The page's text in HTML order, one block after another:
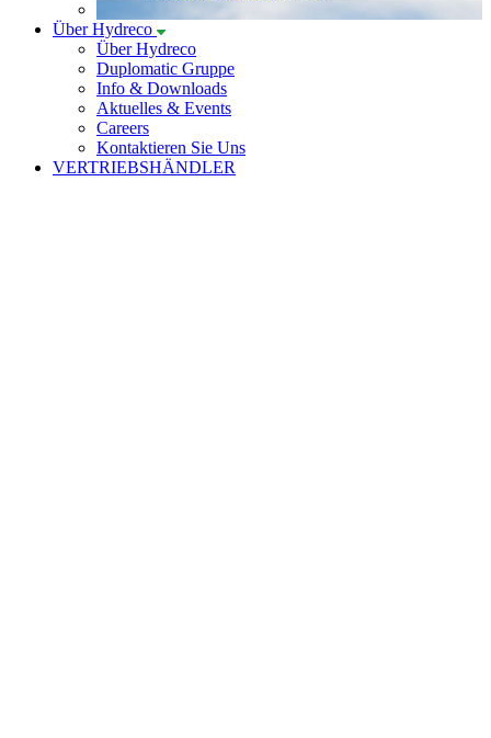
Über Hydreco
Über Hydreco
Duplomatic Gruppe
Info & Downloads
Aktuelles & Events
Careers
Kontaktieren Sie Uns
VERTRIEBSHÄNDLER